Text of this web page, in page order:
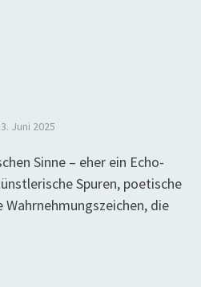
Juni 2025
Sinne – eher ein Echo-
Spuren, poetische
die